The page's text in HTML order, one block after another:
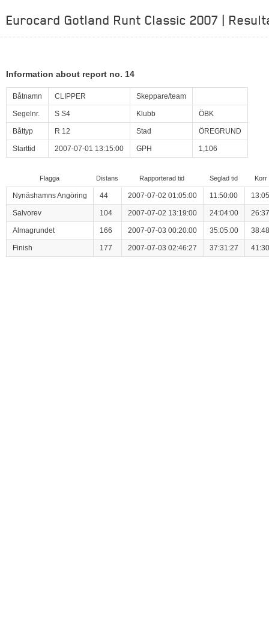
Eurocard Gotland Runt Classic 2007 |
Information about report no. 14
Båtnamn CLIPPER Skeppare/team
Segelnr. S S4 Klubb ÖBK
Båttyp R 12 Stad ÖREGRUND
Starttid 2007-07-01 13:15:00 GPH 1,106
Flagga Distans Rapporterad tid Seglad tid Korr
Nynäshamns Angöring 44 2007-07-02 01:05:00 11:50:00
Salvorev 104 2007-07-02 13:19:00 24:04:00
Almagrundet 166 2007-07-03 00:20:00 35:05:00
Finish 177 2007-07-03 02:46:27 37:31:27